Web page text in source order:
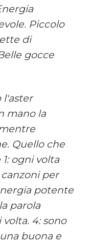
Piccolo
di
gocce
l'aster
mano la
Quello che
ogni volta
per
potente
parola
4: sono
buona e